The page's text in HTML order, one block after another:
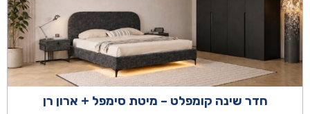
חדר שינה קומפלט – מיטת סימפל + ארון רן